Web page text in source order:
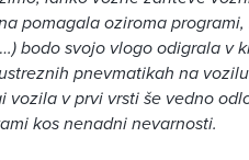
pomagala oziroma
bodo svojo vlogo odigrala
pnevmatikah na
v prvi vrsti še vedno
kos nenadni nevarnosti.